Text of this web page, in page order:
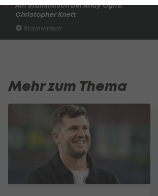
Am Stammtisch bei Andy Ogris:
Christopher Knett
Stammtisch
Mehr zum Thema